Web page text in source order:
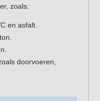
zoals:
en asfalt.
doorvoeren,